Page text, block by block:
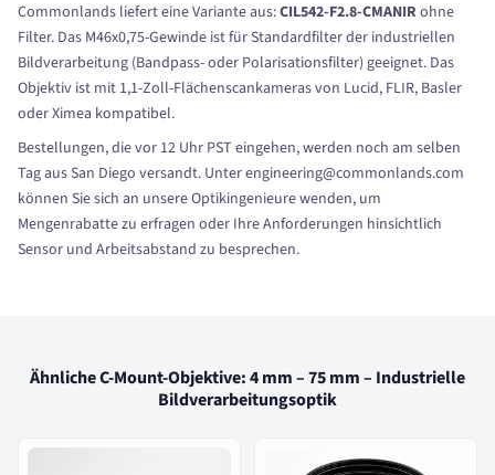
Commonlands liefert eine Variante aus:CIL542-F2.8-CMANIR ohne
Filter. Das M46x0,75-Gewinde ist für Standardfilter der industriellen
Bildverarbeitung (Bandpass- oder Polarisationsfilter) geeignet. Das
Objektiv ist mit 1,1-Zoll-Flächenscankameras von Lucid, FLIR, Basler
oder Ximea kompatibel.
Bestellungen, die vor 12 Uhr PST eingehen, werden noch am selben
Tag aus San Diego versandt. Unter engineering@commonlands.com
können Sie sich an unsere Optikingenieure wenden, um
Mengenrabatte zu erfragen oder Ihre Anforderungen hinsichtlich
Sensor und Arbeitsabstand zu besprechen.
Ähnliche C-Mount-Objektive: 4 mm – 75 mm – Industrielle
Bildverarbeitungsoptik